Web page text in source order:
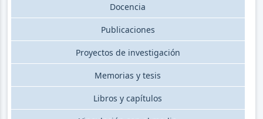
Docencia
Publicaciones
Proyectos de investigación
Memorias y tesis
Libros y capítulos